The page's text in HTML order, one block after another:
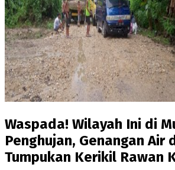
Waspada! Wilayah Ini di
Penghujan, Genangan Air
Tumpukan Kerikil Rawan